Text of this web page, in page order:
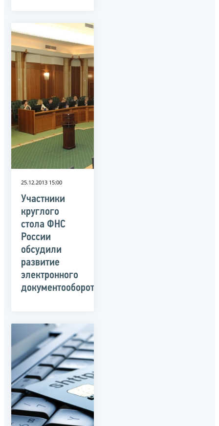
25.12.2013 15:00
Участники
круглого
стола ФНС
России
обсудили
развитие
электронного
документооборота